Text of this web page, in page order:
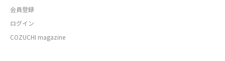
会員登録
ログイン
COZUCHI magazine